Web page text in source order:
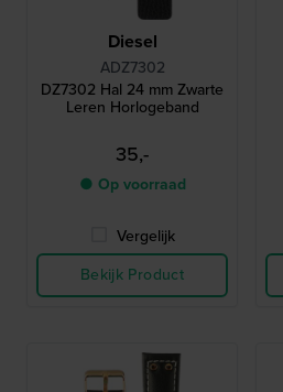
Diesel
ADZ7302
DZ7302 Hal 24 mm Zwarte
Leren Horlogeband
35,-
● Op voorraad
Vergelijk
Bekijk Product